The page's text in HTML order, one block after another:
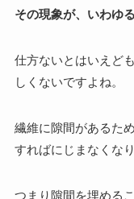
その現象が、いわゆ
仕方ないとはいえど
しくないですよね。
繊維に隙間があるた
すればにじまなくなり
つまり隙間を埋める